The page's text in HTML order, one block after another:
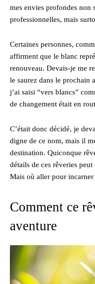
mes envies profondes non
professionnelles, mais
Certaines personnes,
affirment que le blanc
renouveau. Devais-je me
le saurez dans le prochain
j’ai saisi “vers blancs”
de changement était en
C’était donc décidé, je
digne de ce nom, mais il
destination. Quiconque
détails de ces rêveries
Mais où aller pour incarner
Comment ce
aventure